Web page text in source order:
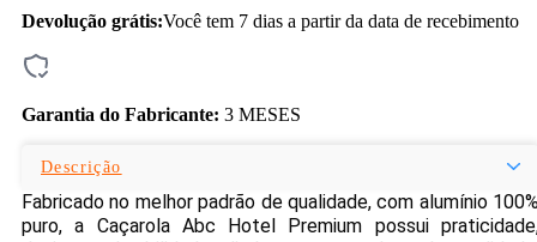
Devolução grátis:Você tem 7 dias a partir da data de recebimento
Garantia do Fabricante: 3 MESES
Descrição
Fabricado no melhor padrão de qualidade, com alumínio
puro, a Caçarola Abc Hotel Premium possui